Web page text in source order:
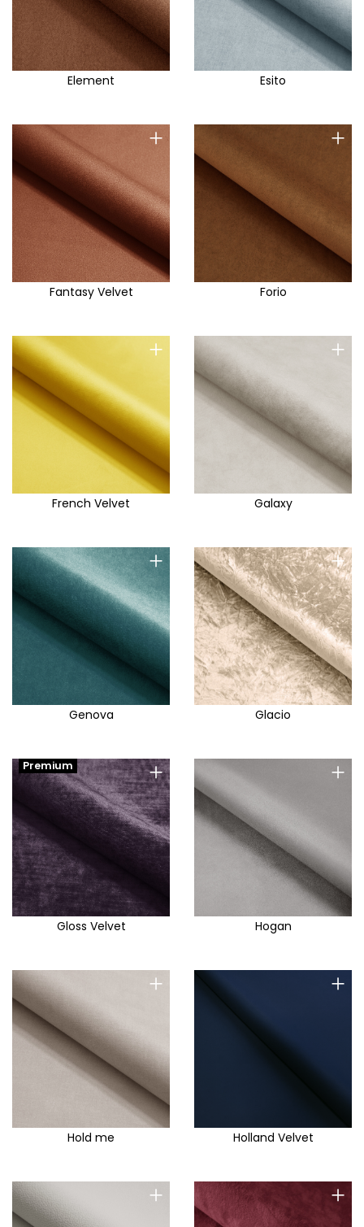
Element Esito
+
Fantasy Velvet
+
Forio
+
French Velvet
+
Galaxy
+
Genova
+
Glacio
+
Premium
Gloss Velvet
+
Hogan
+
Hold me
+
Holland Velvet
+ +